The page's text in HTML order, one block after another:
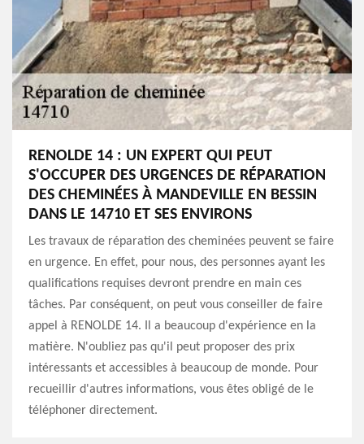
RENOLDE 14 : UN EXPERT QUI PEUT
S'OCCUPER DES URGENCES DE RÉPARATION
DES CHEMINÉES À MANDEVILLE EN BESSIN
DANS LE 14710 ET SES ENVIRONS
Les travaux de réparation des cheminées peuvent se faire
en urgence. En effet, pour nous, des personnes ayant les
qualifications requises devront prendre en main ces
tâches. Par conséquent, on peut vous conseiller de faire
appel à RENOLDE 14. Il a beaucoup d'expérience en la
matière. N'oubliez pas qu'il peut proposer des prix
intéressants et accessibles à beaucoup de monde. Pour
recueillir d'autres informations, vous êtes obligé de le
téléphoner directement.